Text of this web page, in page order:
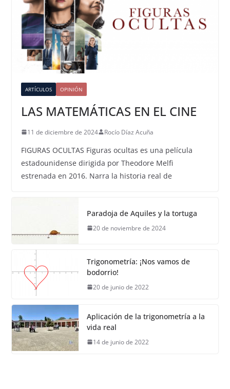
ARTÍCULOS OPINIÓN
LAS MATEMÁTICAS EN EL CINE
11 de diciembre de 2024 Rocío Díaz Acuña
FIGURAS OCULTAS Figuras ocultas es una película
estadounidense dirigida por Theodore Melfi
estrenada en 2016. Narra la historia real de
Paradoja de Aquiles y la tortuga
20 de noviembre de 2024
Trigonometría: ¡Nos vamos de
bodorrio!
20 de junio de 2022
Aplicación de la trigonometría a la
vida real
14 de junio de 2022